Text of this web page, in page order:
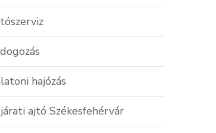
hajózás
ajtó Székesfehérvár